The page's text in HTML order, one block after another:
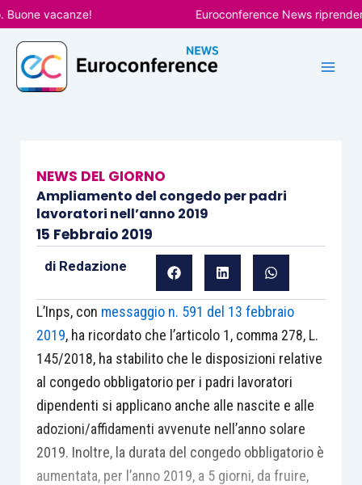
Vai
al
contenuto
vacanze! Euroconference News riprenderà
NEWS DEL GIORNO
Ampliamento del congedo per padri
lavoratori nell’anno 2019
15 Febbraio 2019
di Redazione
L’Inps, con messaggio n. 591 del 13 febbraio
2019, ha ricordato che l’articolo 1, comma 278, L.
145/2018, ha stabilito che le disposizioni relative
al congedo obbligatorio per i padri lavoratori
dipendenti si applicano anche alle nascite e alle
adozioni/affidamenti avvenute nell’anno solare
2019. Inoltre, la durata del congedo obbligatorio è
aumentata, per l’anno 2019, a 5 giorni, da fruire,